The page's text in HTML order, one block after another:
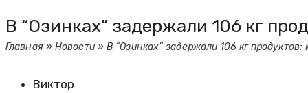
В “Озинках” задержали 106 кг
Главная»Новости»В “Озинках” задержали 106 кг
Виктор